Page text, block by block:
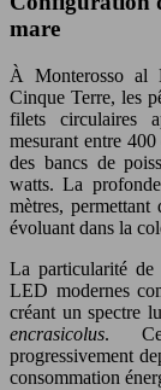
mare
À Monterosso al
Cinque Terre, les
filets circulaires
mesurant entre
des bancs de
watts. La
mètres, permettant
évoluant dans la
La particularité de
LED modernes
créant un spectre
encrasicolus.
progressivement
consommation